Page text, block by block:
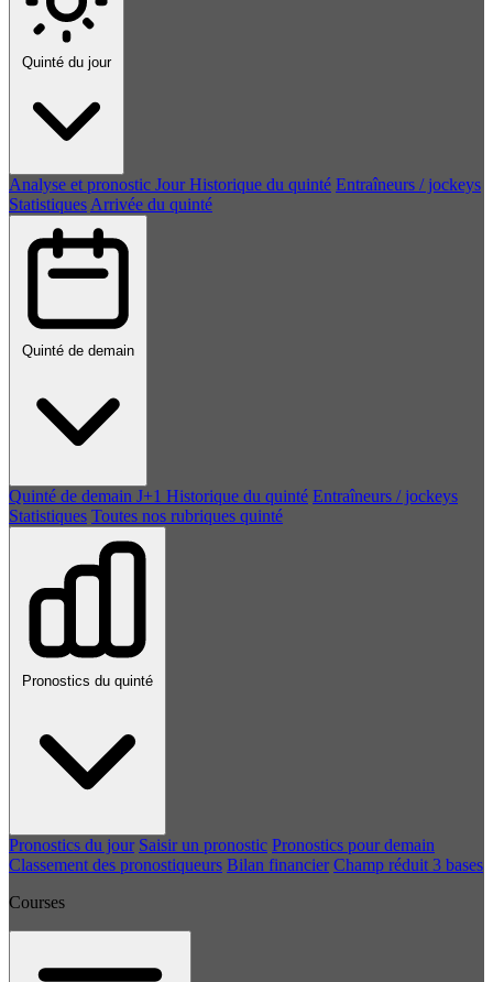
Quinté du jour
Analyse et pronostic Jour Historique du quinté Entraîneurs / jockeys
Statistiques Arrivée du quinté
Quinté de demain
Quinté de demain J+1 Historique du quinté Entraîneurs / jockeys
Statistiques Toutes nos rubriques quinté
Pronostics du quinté
Pronostics du jour Saisir un pronostic Pronostics pour demain
Classement des pronostiqueurs Bilan financier Champ réduit 3 bases
Courses